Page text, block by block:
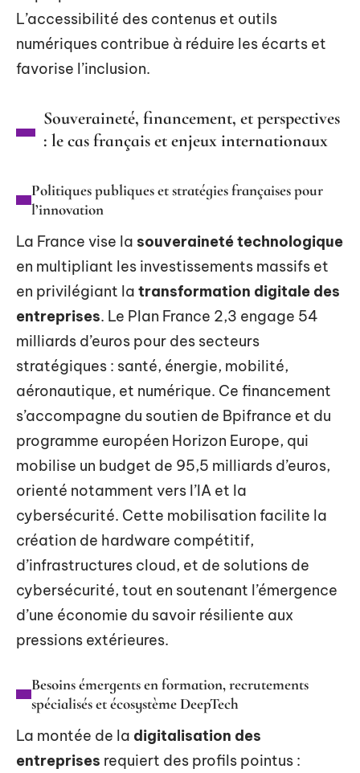
L’accessibilité des contenus et outils
numériques contribue à réduire les écarts et
favorise l’inclusion.
Souveraineté, financement, et perspectives
: le cas français et enjeux internationaux
Politiques publiques et stratégies françaises pour
l’innovation
La France vise la souveraineté technologique
en multipliant les investissements massifs et
en privilégiant la transformation digitale des
entreprises. Le Plan France 2,3 engage 54
milliards d’euros pour des secteurs
stratégiques : santé, énergie, mobilité,
aéronautique, et numérique. Ce financement
s’accompagne du soutien de Bpifrance et du
programme européen Horizon Europe, qui
mobilise un budget de 95,5 milliards d’euros,
orienté notamment vers l’IA et la
cybersécurité. Cette mobilisation facilite la
création de hardware compétitif,
d’infrastructures cloud, et de solutions de
cybersécurité, tout en soutenant l’émergence
d’une économie du savoir résiliente aux
pressions extérieures.
Besoins émergents en formation, recrutements
spécialisés et écosystème DeepTech
La montée de la digitalisation des
entreprises requiert des profils pointus :